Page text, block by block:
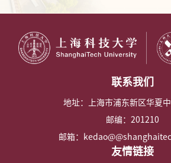
联系我们
地址：上海市浦东新区华夏
邮编：201210
邮箱：
友情链接